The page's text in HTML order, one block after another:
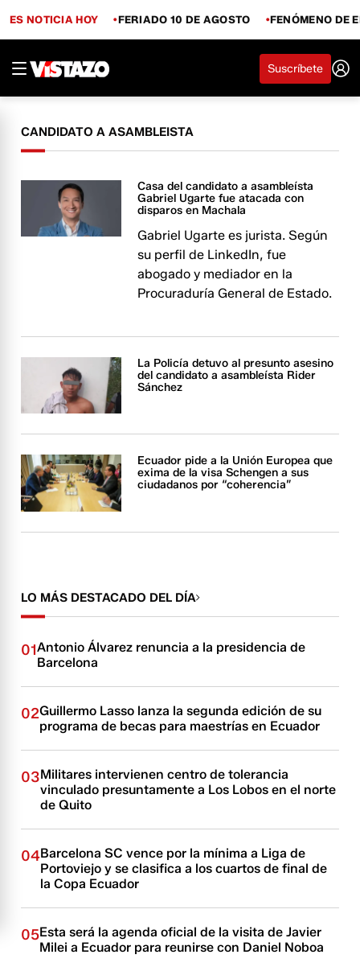
ES NOTICIA HOY FERIADO 10 DE AGOSTO FENÓMENO DE
Suscríbete
CANDIDATO A ASAMBLEISTA
Casa del candidato a asambleísta
Gabriel Ugarte fue atacada con
disparos en Machala
Gabriel Ugarte es jurista. Según
su perfil de LinkedIn, fue
abogado y mediador en la
Procuraduría General de Estado.
La Policía detuvo al presunto asesino
del candidato a asambleísta Rider
Sánchez
Ecuador pide a la Unión Europea que
exima de la visa Schengen a sus
ciudadanos por “coherencia”
LO MÁS DESTACADO DEL DÍA
01Antonio Álvarez renuncia a la presidencia de
Barcelona
02Guillermo Lasso lanza la segunda edición de su
programa de becas para maestrías en Ecuador
03Militares intervienen centro de tolerancia
vinculado presuntamente a Los Lobos en el norte
de Quito
04Barcelona SC vence por la mínima a Liga de
Portoviejo y se clasifica a los cuartos de final de
la Copa Ecuador
05Esta será la agenda oficial de la visita de Javier
Milei a Ecuador para reunirse con Daniel Noboa